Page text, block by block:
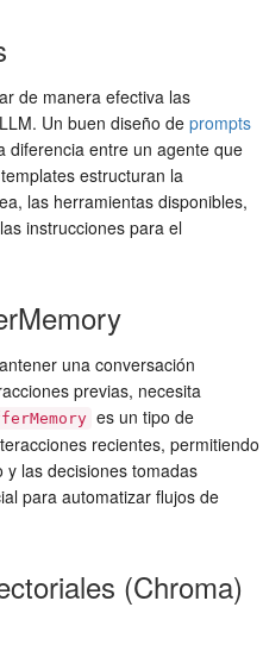
de manera efectiva las
Un buen diseño deprompts
diferencia entre un agente que
estructuran la
las herramientas disponibles,
instrucciones para el
una conversación
previas, necesita
es un tipo de
recientes, permitiendo
las decisiones tomadas
para automatizar flujos de
(Chroma)